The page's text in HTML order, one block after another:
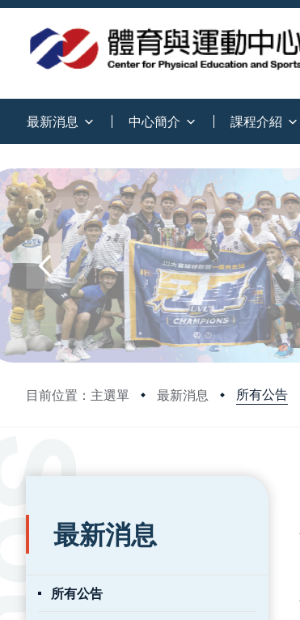
最新消息 中心簡介 課程介紹
目前位置：主選單 最新消息 所有公告
:::
最新消息
所有公告